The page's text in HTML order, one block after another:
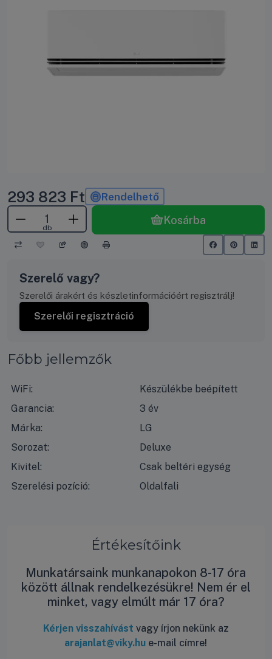
293 823 Ft Rendelhető
db
Kosárba
Szerelő vagy?
Szerelői árakért és készletinformációért regisztrálj!
Szerelői regisztráció
Főbb jellemzők
WiFi:
Készülékbe beépített
Garancia:
3 év
Márka:
LG
Sorozat:
Deluxe
Kivitel:
Csak beltéri egység
Szerelési pozíció:
Oldalfali
Értékesítőink
Munkatársaink munkanapokon 8-17 óra
között állnak rendelkezésükre! Nem ér el
minket, vagy elmúlt már 17 óra?
Kérjen visszahívást vagy írjon nekünk az
arajanlat@viky.hu e-mail címre!